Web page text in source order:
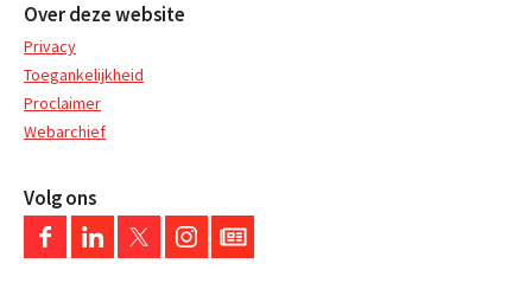
Over deze website
Privacy
Toegankelijkheid
Proclaimer
Webarchief
Volg ons